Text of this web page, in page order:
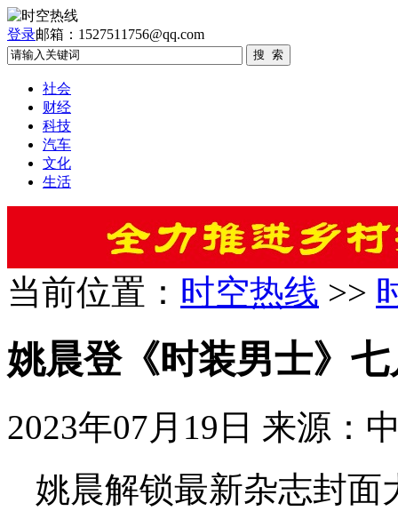
登录邮箱：1527511756@qq.com
社会
财经
科技
汽车
文化
生活
当前位置： 时空热线 >>
姚晨登《时装男士》
2023年07月19日 来源：
姚晨解锁最新杂志封面